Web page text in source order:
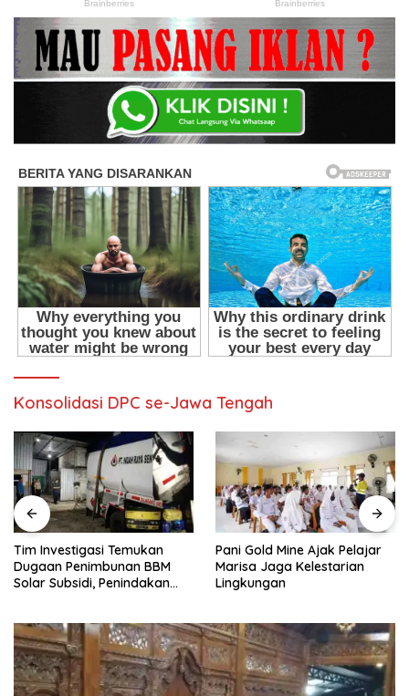
Konsolidasi DPC se-Jawa Tengah
Tim Investigasi Temukan
Dugaan Penimbunan BBM
Solar Subsidi, Penindakan
Pani Gold Mine Ajak Pelajar
Marisa Jaga Kelestarian
Lingkungan